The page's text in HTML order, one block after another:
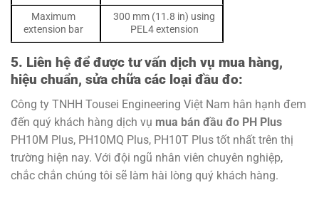
Maximum
extension bar
300 mm (11.8 in) using
PEL4 extension
5. Liên hệ để được tư vấn dịch vụ mua hàng,
hiệu chuẩn, sửa chữa các loại đầu đo:
Công ty TNHH Tousei Engineering Việt Nam hân hạnh đem
đến quý khách hàng dịch vụ mua bán đầu đo PH Plus
PH10M Plus, PH10MQ Plus, PH10T Plus tốt nhất trên thị
trường hiện nay. Với đội ngũ nhân viên chuyên nghiệp,
chắc chắn chúng tôi sẽ làm hài lòng quý khách hàng.